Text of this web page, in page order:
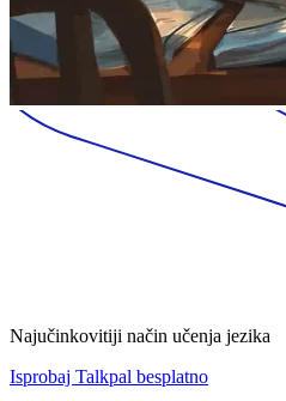
Najučinkovitiji način učenja jezika
Isprobaj Talkpal besplatno